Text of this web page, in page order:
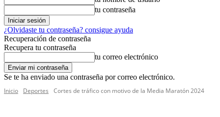
tu contraseña
¿Olvidaste tu contraseña? consigue ayuda
Recuperación de contraseña
Recupera tu contraseña
tu correo electrónico
Se te ha enviado una contraseña por correo electrónico.
Inicio
Deportes Cortes de tráfico con motivo de la Media Maratón 2024